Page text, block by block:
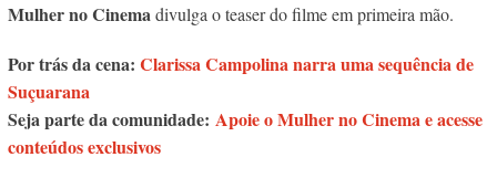
Mulher no Cinemadivulga o teaser do filme em primeira mão.
Por trás da cena: Clarissa Campolina narra uma sequência de
Suçuarana
Seja parte da comunidade: Apoie o Mulher no Cinema e acesse
conteúdos exclusivos